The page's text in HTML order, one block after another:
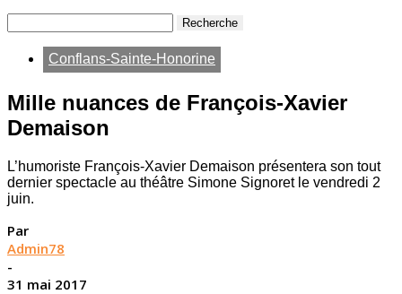
Conflans-Sainte-Honorine
Mille nuances de François-Xavier
Demaison
L’humoriste François-Xavier Demaison présentera son tout
dernier spectacle au théâtre Simone Signoret le vendredi 2
juin.
Par
Admin78
-
31 mai 2017